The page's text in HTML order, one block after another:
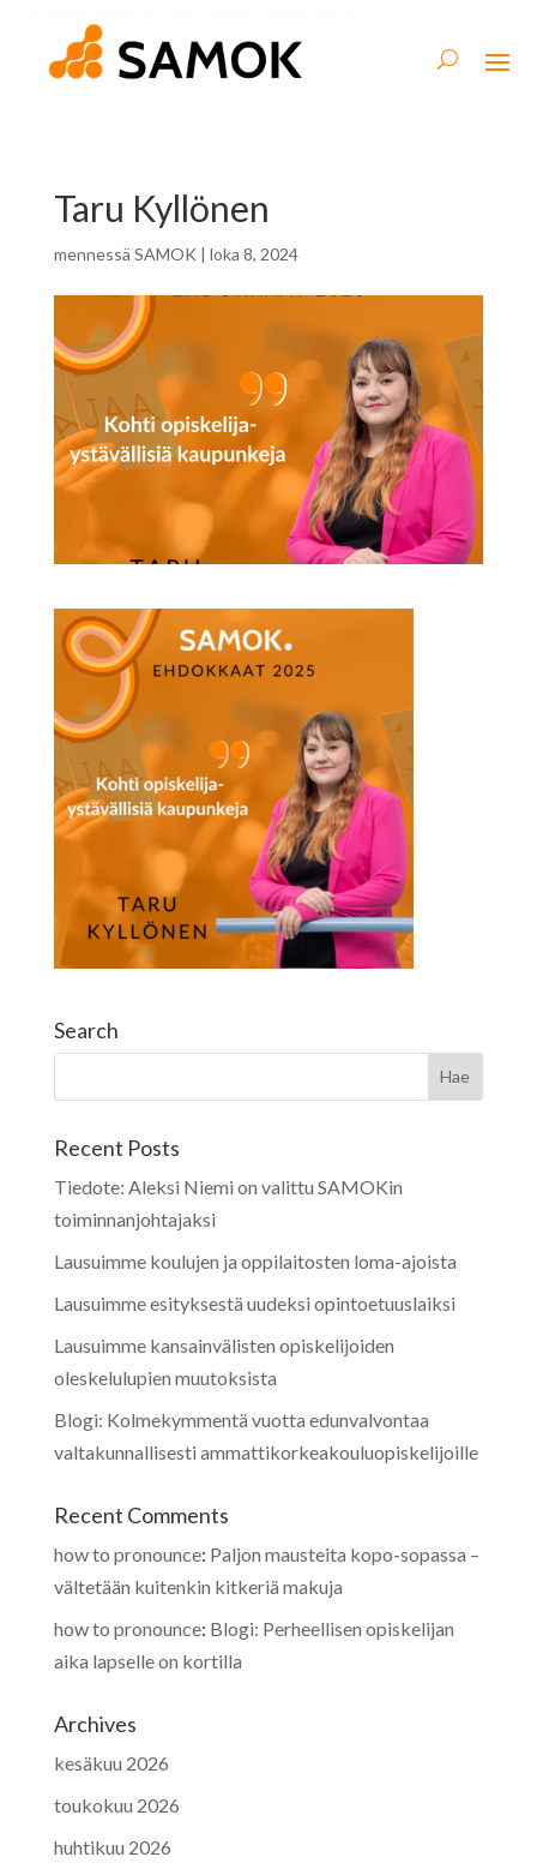
Taru Kyllönen
mennessä SAMOK | loka 8, 2024
Search
Recent Posts
Tiedote: Aleksi Niemi on valittu SAMOKin
toiminnanjohtajaksi
Lausuimme koulujen ja oppilaitosten loma-ajoista
Lausuimme esityksestä uudeksi opintoetuuslaiksi
Lausuimme kansainvälisten opiskelijoiden
oleskelulupien muutoksista
Blogi: Kolmekymmentä vuotta edunvalvontaa
valtakunnallisesti ammattikorkeakouluopiskelijoille
Recent Comments
how to pronounce: Paljon mausteita kopo-sopassa –
vältetään kuitenkin kitkeriä makuja
how to pronounce: Blogi: Perheellisen opiskelijan
aika lapselle on kortilla
Archives
kesäkuu 2026
toukokuu 2026
huhtikuu 2026